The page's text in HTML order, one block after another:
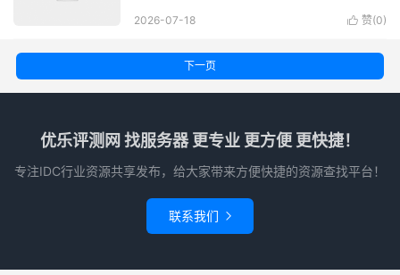
 赞(0)
2026-07-18
下一页
优乐评测网 找服务器 更专业 更方便 更快捷！
专注IDC行业资源共享发布，给大家带来方便快捷的资源查找平台！
联系我们 